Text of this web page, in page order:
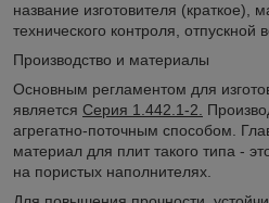
название изготовителя (краткое),
технического контроля, отпускной
Производство и материалы
Основным регламентом для
является Серия 1.442.1-2.
агрегатно-поточным способом.
материал для плит такого типа -
на пористых наполнителях.